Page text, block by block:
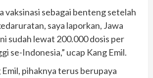
vaksinasi sebagai benteng setelah
saya laporkan, Jawa
sudah lewat 200.000 dosis per
se-Indonesia,” ucap Kang Emil.
pihaknya terus berupaya